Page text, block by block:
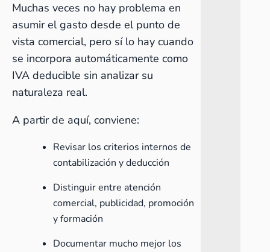
Muchas veces no hay problema en
asumir el gasto desde el punto de
vista comercial, pero sí lo hay cuando
se incorpora automáticamente como
IVA deducible sin analizar su
naturaleza real.
A partir de aquí, conviene:
Revisar los criterios internos de
contabilización y deducción
Distinguir entre atención
comercial, publicidad, promoción
y formación
Documentar mucho mejor los